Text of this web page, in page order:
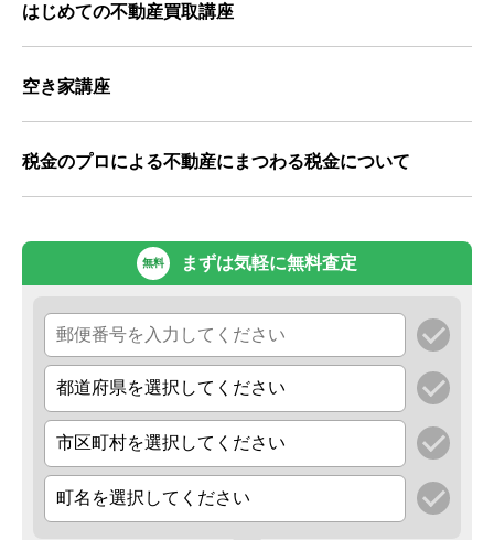
はじめての不動産買取講座
空き家講座
税金のプロによる不動産にまつわる税金について
無料 まずは気軽に無料査定